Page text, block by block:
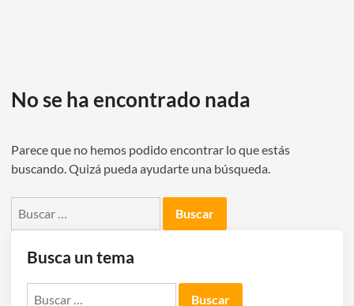
No se ha encontrado nada
Parece que no hemos podido encontrar lo que estás
buscando. Quizá pueda ayudarte una búsqueda.
Busca un tema